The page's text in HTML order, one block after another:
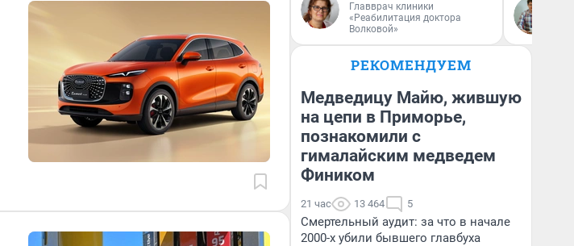
Главврач клиники
«Реабилитация доктора
Волковой»
РЕКОМЕНДУЕМ
Медведицу Майю, жившую
на цепи в Приморье,
познакомили с
гималайским медведем
Фиником
21 час 13 464 5
Смертельный аудит: за что в начале
2000-х убили бывшего главбуха